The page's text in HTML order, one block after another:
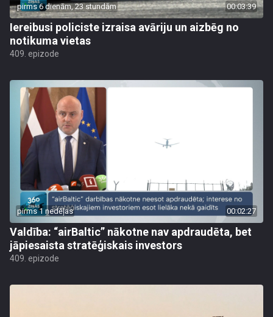
pirms 6 dienām, 23 stundām 00:03:39
Iereibusi policiste izraisa avāriju un aizbēg no
notikuma vietas
409. epizode
pirms 1 nedēļas 00:02:27
Valdība: “airBaltic” nākotne nav apdraudēta, bet
jāpiesaista stratēģiskais investors
409. epizode